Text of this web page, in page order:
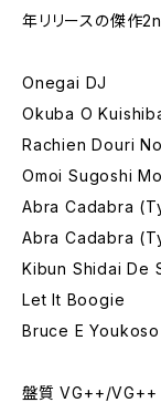
年リリースの傑作
Onegai DJ
Okuba O
Rachien Douri
Omoi Sugoshi
Abra Cadabra
Abra Cadabra
Kibun Shidai De
Let It Boogie
Bruce E Youkoso
盤質 VG++/VG++